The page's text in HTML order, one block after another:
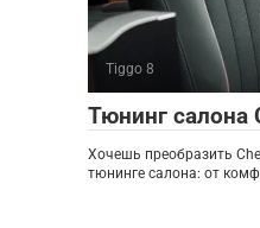
Tiggo 8
Тюнинг салона
Хочешь преобразить
тюнинге салона: от